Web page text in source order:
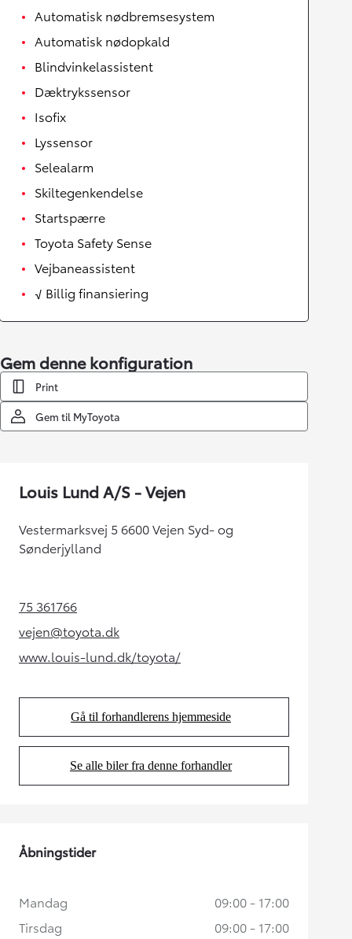
Automatisk nødbremsesystem
Automatisk nødopkald
Blindvinkelassistent
Dæktrykssensor
Isofix
Lyssensor
Selealarm
Skiltegenkendelse
Startspærre
Toyota Safety Sense
Vejbaneassistent
√ Billig finansiering
Gem denne konfiguration
Print
Gem til MyToyota
Louis Lund A/S - Vejen
Vestermarksvej 5 6600 Vejen Syd- og
Sønderjylland
75 361766(Opens in new tab)
vejen@toyota.dk(Opens in new tab)
www.louis-lund.dk/toyota/
(Opens in new tab)
Gå til forhandlerens hjemmeside
(Opens in new tab)
Se alle biler fra denne forhandler
(Opens in new tab)
Åbningstider
Mandag
09:00 - 17:00
Tirsdag
09:00 - 17:00